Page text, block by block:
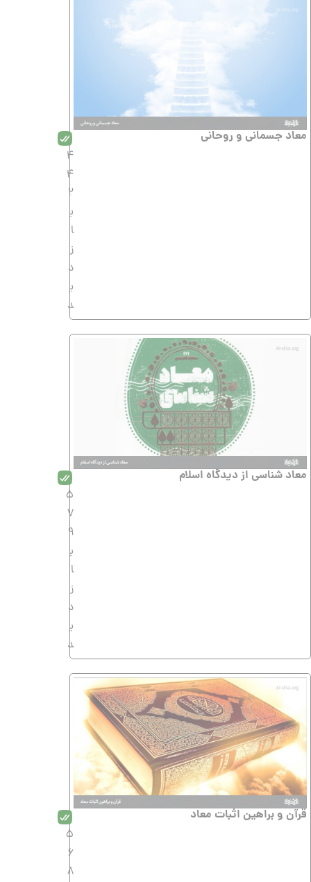
معاد جسمانى و روحانى
4
4
2
ب
ا
ز
د
ی
د
معاد شناسى از دیدگاه اسلام
5
7
9
ب
ا
ز
د
ی
د
قرآن و براهین اثبات معاد
5
6
8